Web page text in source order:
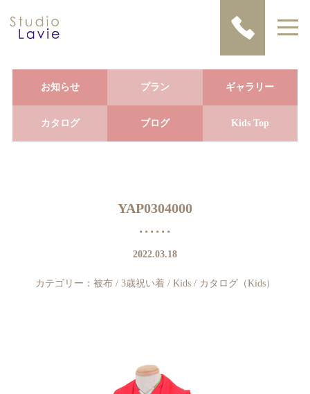
お知らせ プラン ギャラリー
カタログ ブログ Kids Top
YAP0304000
2022.03.18
カテゴリー： 被布/ 3歳祝い着 / Kids/ カタログ（Kids）